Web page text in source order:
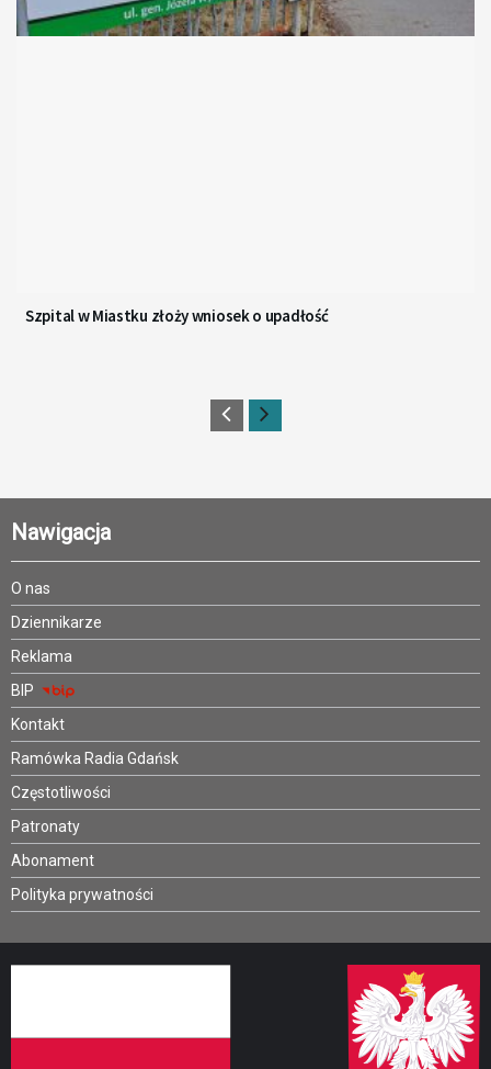
Szpital w Miastku złoży wniosek o upadłość
Nawigacja
O nas
Dziennikarze
Reklama
BIP
Kontakt
Ramówka Radia Gdańsk
Częstotliwości
Patronaty
Abonament
Polityka prywatności